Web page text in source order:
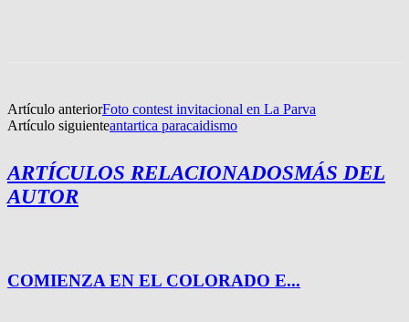
Artículo anteriorFoto contest invitacional en La Parva
Artículo siguienteantartica paracaidismo
ARTÍCULOS RELACIONADOSMÁS DEL
AUTOR
COMIENZA EN EL COLORADO E...